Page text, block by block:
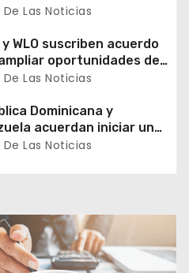
RD para el
De Las Noticias
WLO suscriben acuerdo
oportunidades de
de dominicanos en el
De Las Noticias
Dominicana y
acuerdan iniciar un
de normalización
De Las Noticias